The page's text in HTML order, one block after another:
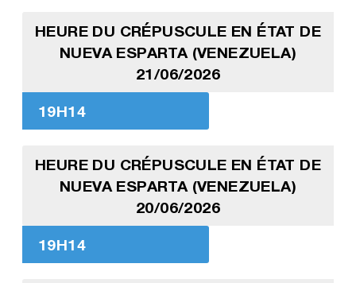
HEURE DU CRÉPUSCULE EN ÉTAT DE
NUEVA ESPARTA (VENEZUELA)
21/06/2026
19H14
HEURE DU CRÉPUSCULE EN ÉTAT DE
NUEVA ESPARTA (VENEZUELA)
20/06/2026
19H14